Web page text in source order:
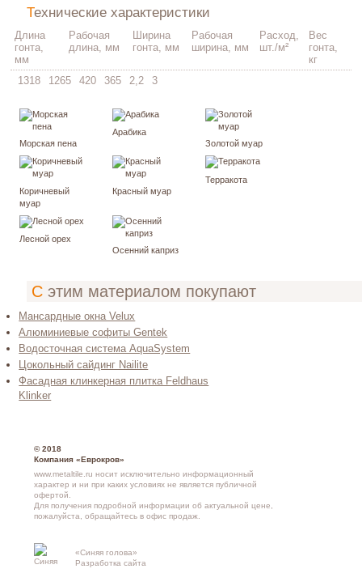
Технические характеристики
Длина
гонта,
мм
Рабочая
длина, мм
Ширина
гонта, мм
Рабочая
ширина, мм
Расход,
шт./м²
Вес
гонта,
кг
1318
1265 420 365 2,2 3
Морская пена
Арабика
Золотой муар
Коричневый
муар
Красный муар
Терракота
Лесной орех
Осенний каприз
С этим материалом покупают
Мансардные окна Velux
Алюминиевые софиты Gentek
Водосточная система AquaSystem
Цокольный сайдинг Nailite
Фасадная клинкерная плитка Feldhaus
Klinker
© 2018
Компания «Еврокров»
www.metaltile.ru носит исключительно информационный
характер и ни при каких условиях не является публичной
офертой.
Для получения подробной информации об актуальной цене,
пожалуйста, обращайтесь в офис продаж.
«Синяя голова»
Разработка сайта